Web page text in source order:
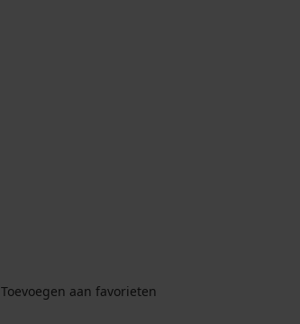
Toevoegen aan favorieten